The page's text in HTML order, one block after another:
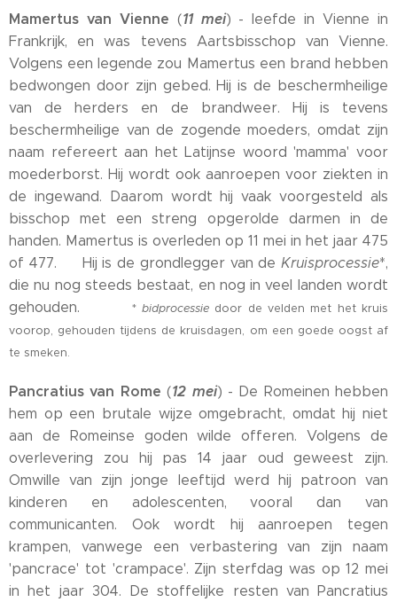
Mamertus van Vienne (11 mei) - leefde in Vienne in
Frankrijk, en was tevens Aartsbisschop van Vienne.
Volgens een legende zou Mamertus een brand hebben
bedwongen door zijn gebed. Hij is de beschermheilige
van de herders en de brandweer. Hij is tevens
beschermheilige van de zogende moeders, omdat zijn
naam refereert aan het Latijnse woord 'mamma' voor
moederborst. Hij wordt ook aanroepen voor ziekten in
de ingewand. Daarom wordt hij vaak voorgesteld als
bisschop met een streng opgerolde darmen in de
handen. Mamertus is overleden op 11 mei in het jaar 475
of 477. Hij is de grondlegger van de Kruisprocessie*,
die nu nog steeds bestaat, en nog in veel landen wordt
gehouden.
*bidprocessie door de velden met het kruis
voorop, gehouden tijdens de kruisdagen, om een goede oogst af
te smeken.
Pancratius van Rome(12 mei) - De Romeinen hebben
hem op een brutale wijze omgebracht, omdat hij niet
aan de Romeinse goden wilde offeren. Volgens de
overlevering zou hij pas 14 jaar oud geweest zijn.
Omwille van zijn jonge leeftijd werd hij patroon van
kinderen en adolescenten, vooral dan van
communicanten. Ook wordt hij aanroepen tegen
krampen, vanwege een verbastering van zijn naam
'pancrace' tot 'crampace'. Zijn sterfdag was op 12 mei
in het jaar 304. De stoffelijke resten van Pancratius